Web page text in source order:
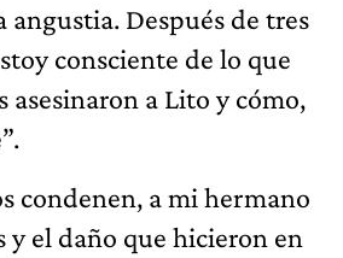
angustia. Después de tres
consciente de lo que
asesinaron a Lito y cómo,
condenen, a mi hermano
y el daño que hicieron en